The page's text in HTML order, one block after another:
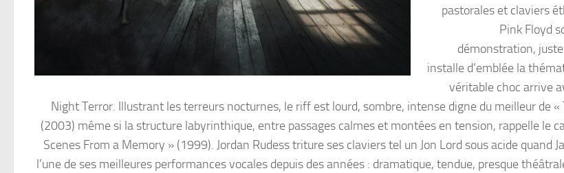
pastorales et claviers
Pink Floyd
démonstration,
installe d’emblée la
véritable choc arrive
Night Terror. Illustrant les terreurs nocturnes, le riff est lourd, sombre, intense digne du meilleur de «
(2003) même si la structure labyrinthique, entre passages calmes et montées en tension, rappelle le
Scenes From a Memory » (1999). Jordan Rudess triture ses claviers tel un Jon Lord sous acide quand
l’une de ses meilleures performances vocales depuis des années : dramatique, tendue, presque